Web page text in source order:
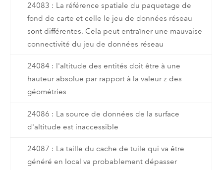
24083 : La référence spatiale du paquetage de
fond de carte et celle le jeu de données réseau
sont différentes. Cela peut entraîner une mauvaise
connectivité du jeu de données réseau
24084 : l'altitude des entités doit être à une
hauteur absolue par rapport à la valeur z des
géométries
24086 : La source de données de la surface
d'altitude est inaccessible
24087 : La taille du cache de tuile qui va être
généré en local va probablement dépasser